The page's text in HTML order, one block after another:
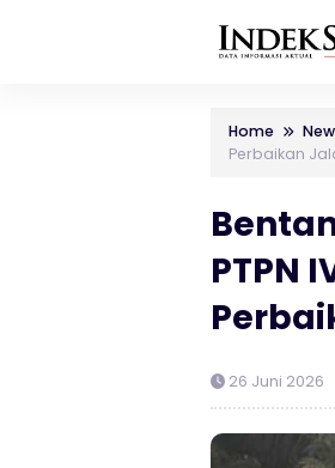
Home
Perbaikan
PTPN
26 Juni 2026